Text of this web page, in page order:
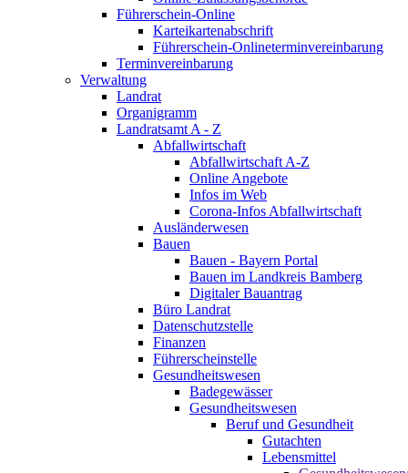
Führerschein-Online
Karteikartenabschrift
Führerschein-Onlineterminvereinbarung
Terminvereinbarung
Verwaltung
Landrat
Organigramm
Landratsamt A - Z
Abfallwirtschaft
Abfallwirtschaft A-Z
Online Angebote
Infos im Web
Corona-Infos Abfallwirtschaft
Ausländerwesen
Bauen
Bauen - Bayern Portal
Bauen im Landkreis Bamberg
Digitaler Bauantrag
Büro Landrat
Datenschutzstelle
Finanzen
Führerscheinstelle
Gesundheitswesen
Badegewässer
Gesundheitswesen
Beruf und Gesundheit
Gutachten
Lebensmittel